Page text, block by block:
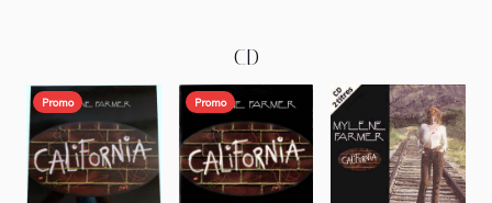
CD
Promo Promo